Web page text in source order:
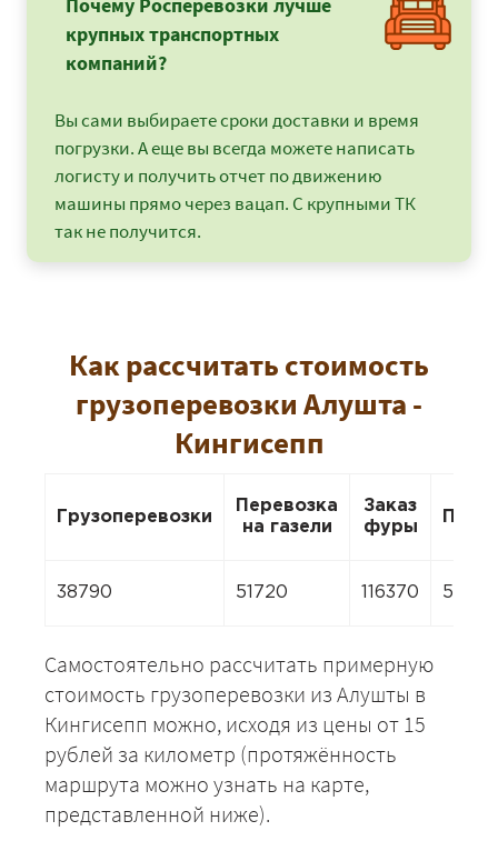
Почему Росперевозки лучше
крупных транспортных
компаний?
Вы сами выбираете сроки доставки и время
погрузки. А еще вы всегда можете написать
логисту и получить отчет по движению
машины прямо через вацап. С крупными ТК
так не получится.
Как рассчитать стоимость
грузоперевозки Алушта -
Кингисепп
Грузоперевозки
Перевозка
на газели
Заказ
фуры
38790 51720 116370 51720
Самостоятельно рассчитать примерную
стоимость грузоперевозки из Алушты в
Кингисепп можно, исходя из цены от 15
рублей за километр (протяжённость
маршрута можно узнать на карте,
представленной ниже).